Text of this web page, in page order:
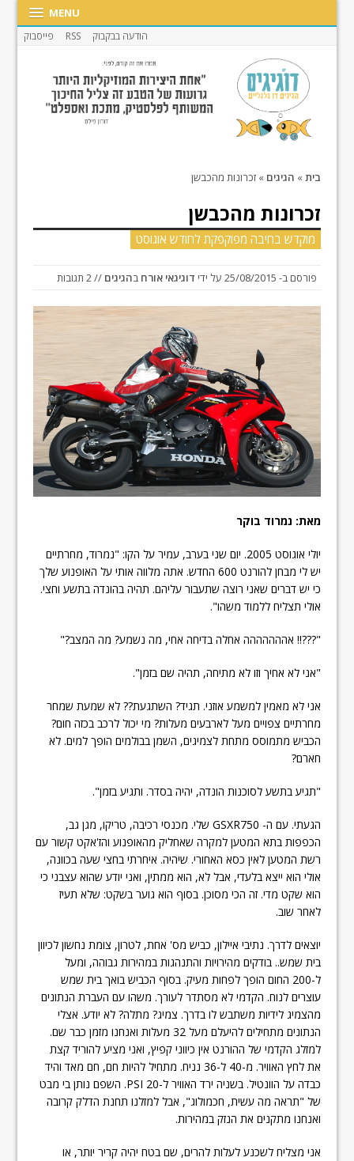
MENU
הודעה בבקבוק RSS פייסבוק
בית » הגיגים » זכרונות מהכבשן
זכרונות מהכבשן
מוקדש בחיבה מפוקפקת לחודש אוגוסט
פורסם ב- 25/08/2015 על ידי דוגיגאי אורח בהגיגים // 2 תגובות
מאת: נמרוד בוקר
יולי אוגוסט 2005. יום שני בערב, עמיר על הקו: "נמרוד, מחרתיים
יש לי מבחן להורנט 600 החדש. אתה מלווה אותי על האופנוע שלך
כי יש דברים שאני רוצה שתעבור עליהם. תהיה בהונדה בתשע וחצי.
אולי תצליח ללמוד משהו".
"???!! אההההההה אחלה בדיחה אחי, מה נשמע? מה המצב?"
"אני לא אחיך וזו לא מתיחה, תהיה שם בזמן".
אני לא מאמין למשמע אוזני. תגיד? השתגעת?? לא שמעת שמחר
מחרתיים צפויים מעל לארבעים מעלות? מי יכול לרכב בכזה חום?
הכביש מתמוסס מתחת לצמיגים, השמן בבולמים הופך למים. לא
חארם?
"תגיע בתשע לסוכנות הונדה, יהיה בסדר. ותגיע בזמן".
הגעתי. עם ה- GSXR750 שלי. מכנסי רכיבה, טריקו, מגן גב,
הכפפות בתא המטען למקרה שאחליק מהאופנוע והז'אקט קשור עם
רשת המטען לאין כסא האחורי. שיהיה. איחרתי בחצי שעה בכוונה,
אולי הוא ייצא בלעדי, אבל לא, הוא ממתין, ואני יודע שהוא עצבני כי
הוא שקט מדי. זה הכי מסוכן. בסוף הוא גוער בשקט: שלא תעיז
לאחר שוב.
יוצאים לדרך. נתיבי איילון, כביש מס' אחת, לטרון, צומת נחשון לכיוון
בית שמש.. בודקים מהירויות והתנהגות במהירות גבוהה, ומעל
ל-200 החום הופך לפחות מעיק. בסוף הכביש בואך בית שמש
עוצרים לנוח. הקדמי לא מסתדר לעורך. משהו עם העברת הנתונים
מהצמיג לידיות משתבש לו בדרך. צמיג? מתלה? לא יודע. אצלי
הנתונים מתחילים להיעלם מעל 32 מעלות ואנחנו מזמן כבר שם.
למזלג הקדמי של ההורנט אין כיווני קפיץ, ואני מציע להוריד קצת
את לחץ האוויר. מ-40 ל-36 נניח. מתחיל להיות חם, חם מאד והיד
כבדה על הוונטיל. בשניה ירד האוויר ל-20 PSI. השפם נותן בי מבט
של "תראה מה עשית, חכמולוג", אבל למזלנו תחנת הדלק קרובה
ואנחנו מתקנים את הנזק במהירות.
אני מצליח לשכנע לעלות להרים, שם בטח יהיה קריר יותר, או